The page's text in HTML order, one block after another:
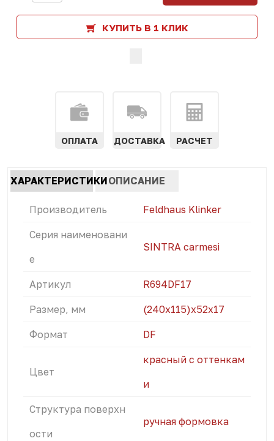
КУПИТЬ В 1 КЛИК
ОПЛАТА ДОСТАВКА РАСЧЕТ
Характеристики
табы
ХАРАКТЕРИСТИКИОПИСАНИЕ
Производитель Feldhaus Klinker
Серия наименовани
е
SINTRA carmesi
Артикул R694DF17
Размер, мм (240x115)х52х17
Формат DF
Цвет
красный с оттенкам
и
Структура поверхн
ости
ручная формовка